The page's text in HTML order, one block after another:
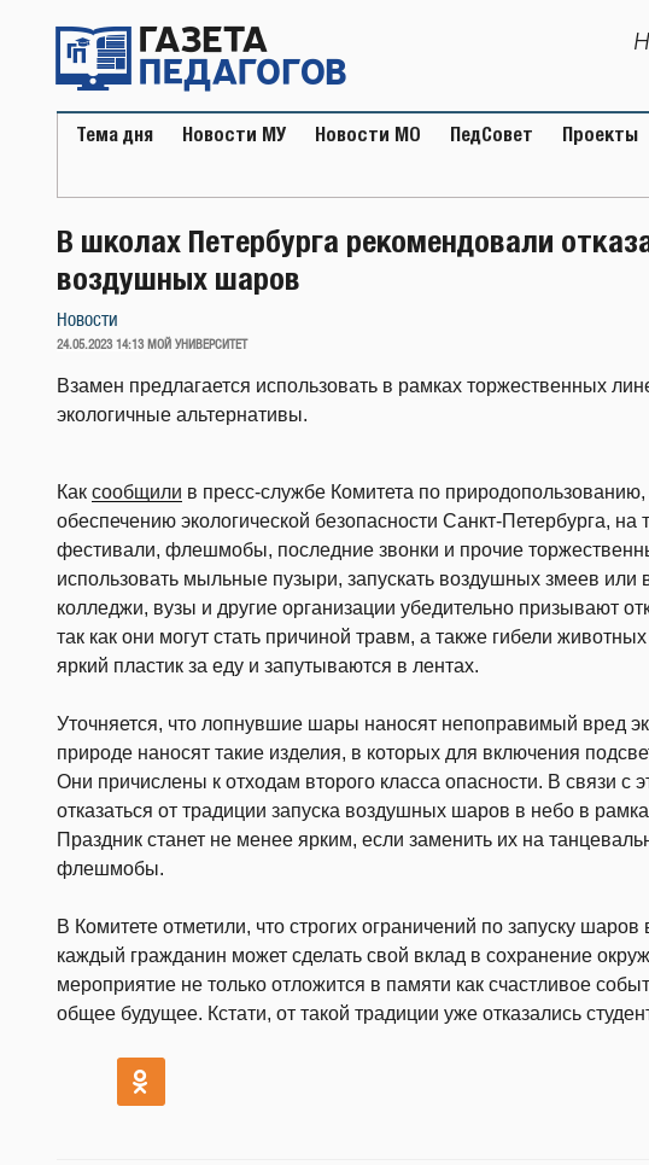
содержимому
Тема дня Новости МУ Новости МО ПедСовет Проекты
В школах Петербурга рекомендовали
воздушных шаров
Новости
ОПУБЛИКОВАНО
24.05.2023 14:13 МОЙ УНИВЕРСИТЕТ
Взамен предлагается использовать в рамках торжественных
экологичные альтернативы.
Как сообщили в пресс-службе Комитета по
обеспечению экологической безопасности Санкт-Петербурга, на
фестивали, флешмобы, последние звонки и прочие
использовать мыльные пузыри, запускать воздушных змеев
колледжи, вузы и другие организации убедительно призывают
так как они могут стать причиной травм, а также гибели
яркий пластик за еду и запутываются в лентах.
Уточняется, что лопнувшие шары наносят непоправимый вред
природе наносят такие изделия, в которых для включения
Они причислены к отходам второго класса опасности. В связи с
отказаться от традиции запуска воздушных шаров в небо в
Праздник станет не менее ярким, если заменить их на
флешмобы.
В Комитете отметили, что строгих ограничений по запуску шаров
каждый гражданин может сделать свой вклад в сохранение
мероприятие не только отложится в памяти как счастливое
общее будущее. Кстати, от такой традиции уже отказались